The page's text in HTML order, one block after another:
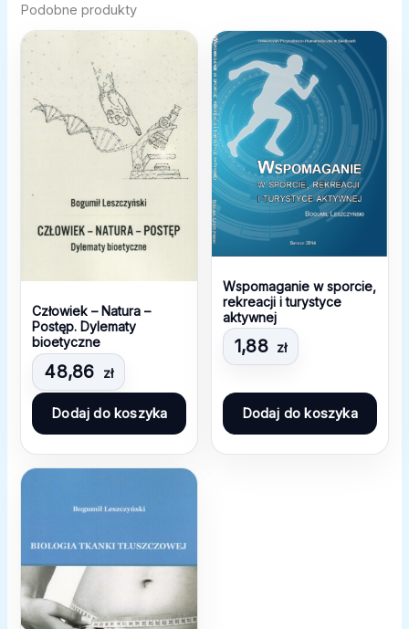
Podobne produkty
Człowiek – Natura –
Postęp. Dylematy
bioetyczne
48,86 zł
Dodaj do koszyka
Wspomaganie w sporcie,
rekreacji i turystyce
aktywnej
1,88 zł
Dodaj do koszyka